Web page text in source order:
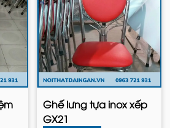
Ghế lưng tựa inox xếp
GX21